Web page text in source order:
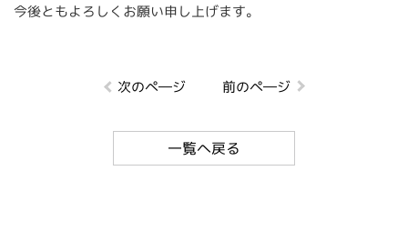
今後ともよろしくお願い申し上げます。
次のぺ―ジ 前のぺ―ジ
一覧へ戻る